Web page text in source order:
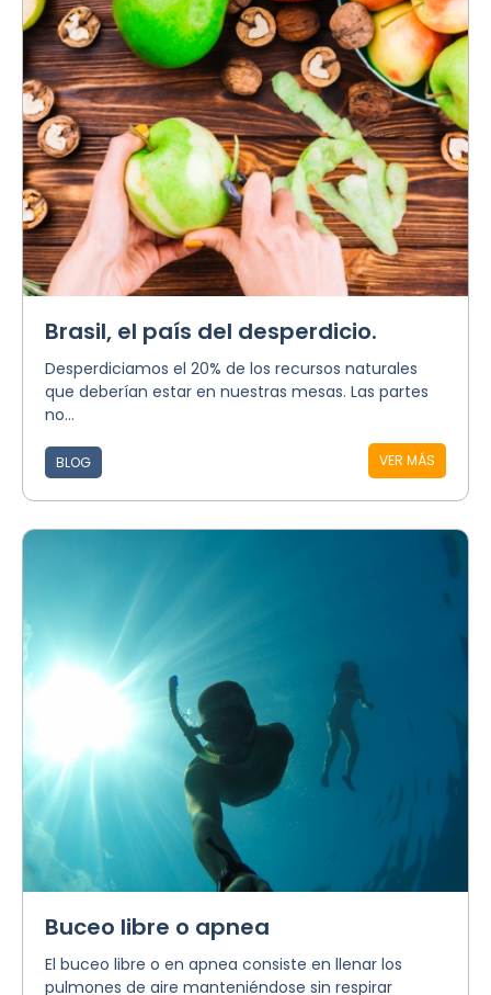
Brasil, el país del desperdicio.
Desperdiciamos el 20% de los recursos naturales
que deberían estar en nuestras mesas. Las partes
no...
VER MÁS
BLOG
Buceo libre o apnea
El buceo libre o en apnea consiste en llenar los
pulmones de aire manteniéndose sin respirar